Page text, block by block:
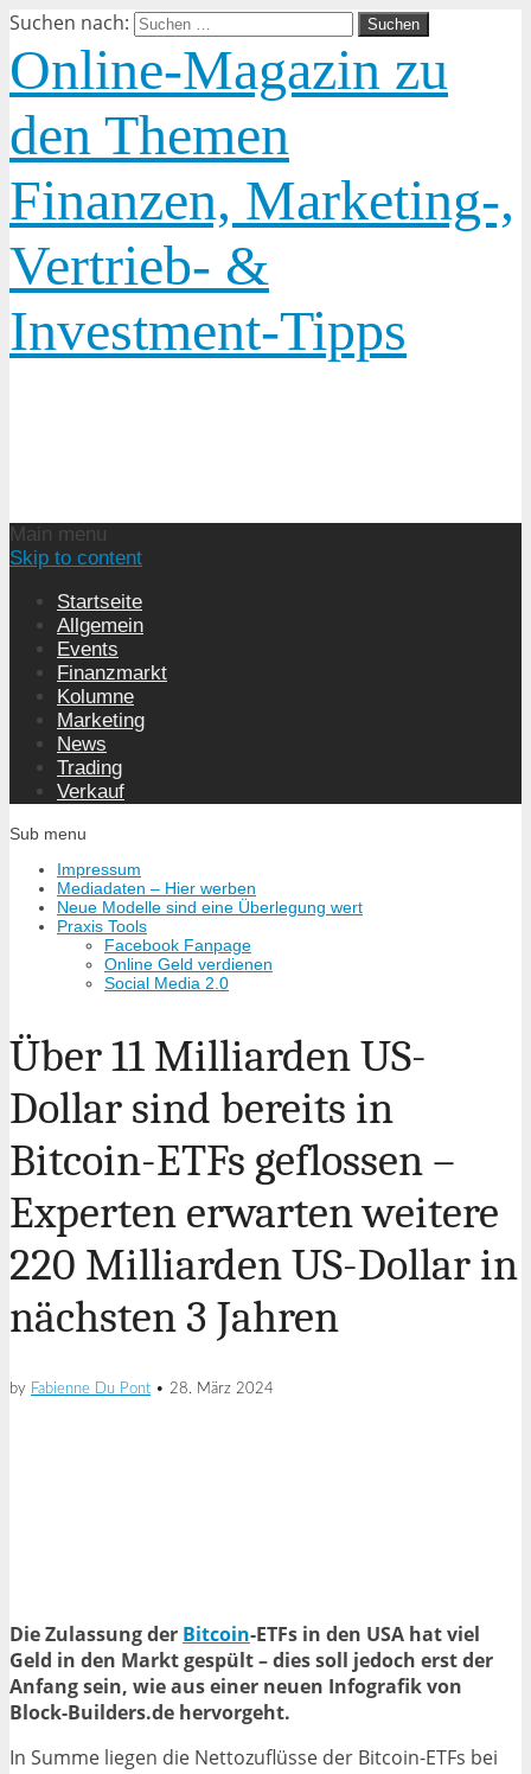
Suchen nach:
Online-Magazin zu
den Themen
Finanzen, Marketing-,
Vertrieb- &
Investment-Tipps
Main menu
Skip to content
Startseite
Allgemein
Events
Finanzmarkt
Kolumne
Marketing
News
Trading
Verkauf
Sub menu
Impressum
Mediadaten – Hier werben
Neue Modelle sind eine Überlegung wert
Praxis Tools
Facebook Fanpage
Online Geld verdienen
Social Media 2.0
Über 11 Milliarden US-
Dollar sind bereits in
Bitcoin-ETFs geflossen –
Experten erwarten weitere
220 Milliarden US-Dollar in
nächsten 3 Jahren
by Fabienne Du Pont • 28. März 2024
Die Zulassung der Bitcoin-ETFs in den USA hat viel
Geld in den Markt gespült – dies soll jedoch erst der
Anfang sein, wie aus einer neuen Infografik von
Block-Builders.de hervorgeht.
In Summe liegen die Nettozuflüsse der Bitcoin-ETFs bei